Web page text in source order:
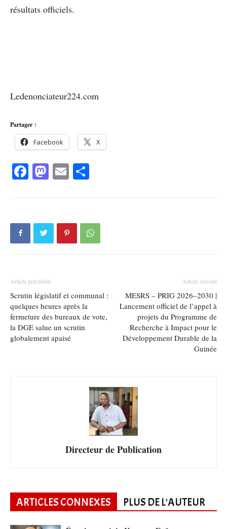
résultats officiels.
Ledenonciateur224.com
Partager :
Facebook X
Facebook
Mastodon
Email
Article précédent
Scrutin législatif et communal :
quelques heures après la
fermeture des bureaux de vote,
la DGE salue un scrutin
globalement apaisé
Article suivant
MESRS – PRIG 2026–2030 |
Lancement officiel de l’appel à
projets du Programme de
Recherche à Impact pour le
Développement Durable de la
Guinée
Directeur de Publication
ARTICLES CONNEXES PLUS DE L'AUTEUR